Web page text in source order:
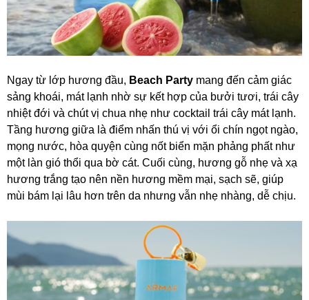
Ngay từ lớp hương đầu, Beach Party mang đến cảm giác
sảng khoái, mát lạnh nhờ sự kết hợp của bưởi tươi, trái cây
nhiệt đới và chút vị chua nhẹ như cocktail trái cây mát lạnh.
Tầng hương giữa là điểm nhấn thú vị với ổi chín ngọt ngào,
mọng nước, hòa quyện cùng nốt biển mặn phảng phất như
một làn gió thổi qua bờ cát. Cuối cùng, hương gỗ nhẹ và xạ
hương trắng tạo nên nền hương mềm mại, sạch sẽ, giúp
mùi bám lại lâu hơn trên da nhưng vẫn nhẹ nhàng, dễ chịu.